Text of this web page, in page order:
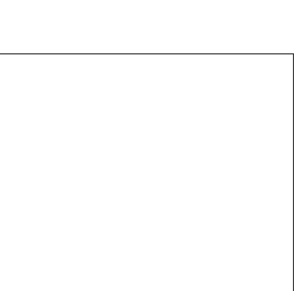
Co. Todos los derechos